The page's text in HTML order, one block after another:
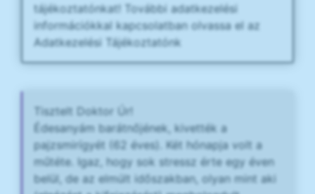
tájékoztatónkat! További adatkezelési
információkkal kapcsolatban olvassa el az
Adatkezelési Tájékoztatónk
Tisztelt Doktor Úr!
Édesanyám barátnőjének, kivették a
pajzsmirígyét (62 éves). Két hónapja volt a
műtéte. Igaz, hogy sok stressz érte egy éven
belül, de az elmúlt időszakban, olyan mint aki